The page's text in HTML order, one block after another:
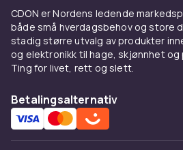
Komfort tross hæl
Velg sko med polstret
fordeler kroppsvekten bedre.
Kombiner med
Suppler medstøvler og
CDON er Nordens ledende
både små hverdagsbehov og store
stadig større utvalg av produkter
og elektronikk til hage, skjønnhet
Ting for livet, rett og slett.
Betalingsalternativ